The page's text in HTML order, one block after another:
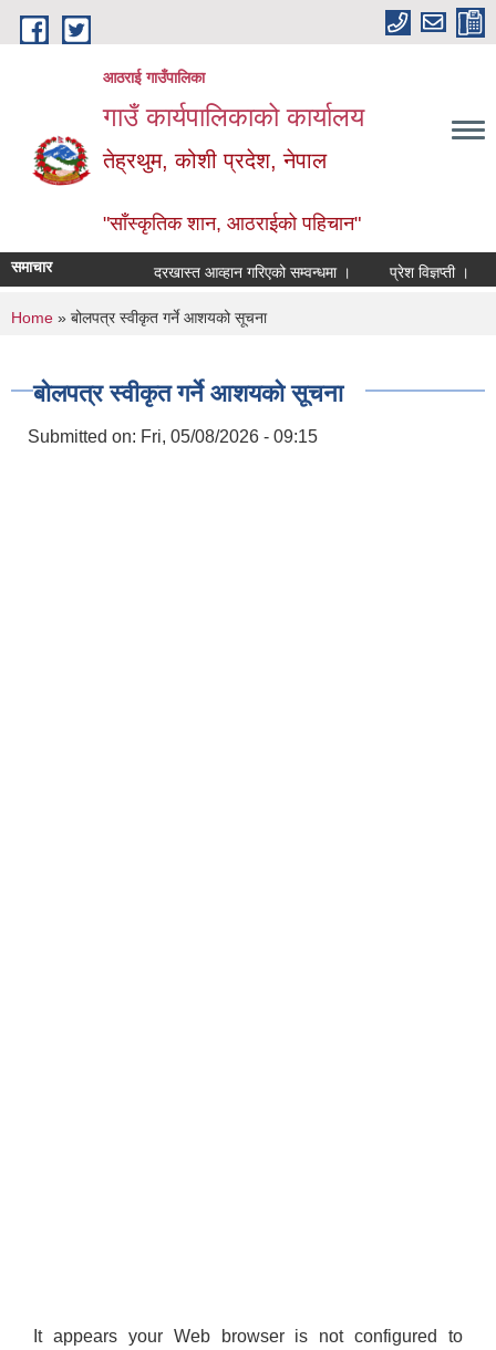
Skip to main content
आठराई गाउँपालिका
गाउँ कार्यपालिकाको कार्यालय
तेह्रथुम, कोशी प्रदेश, नेपाल
"साँस्कृतिक शान, आठराईको पहिचान"
समाचार दरखास्त आव्हान गरिएको सम्वन्धमा । प्रेश विज्ञप्ती ।
You are here
Home » बोलपत्र स्वीकृत गर्ने आशयको सूचना
बोलपत्र स्वीकृत गर्ने आशयको सूचना
Submitted on: Fri, 05/08/2026 - 09:15
It appears your Web browser is not configured to